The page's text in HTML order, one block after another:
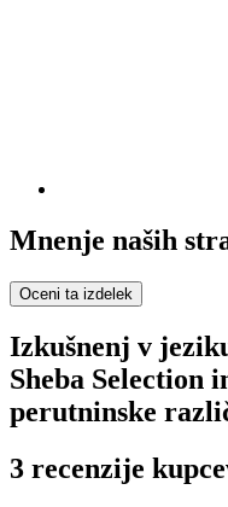
Mnenje naših
Oceni ta izdelek
Izkušnenj v
Sheba Selection
perutninske
3 recenzije